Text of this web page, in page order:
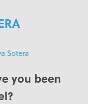
Sotera
you been